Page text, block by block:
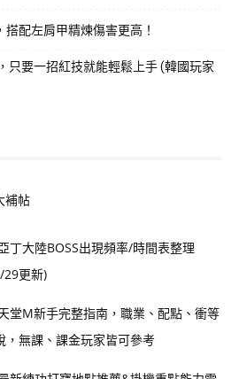
配左肩甲精煉傷害更高！
只要一招紅技就能輕鬆上手 (韓國玩家
補帖
丁大陸BOSS出現頻率/時間表整理
更新)
堂M新手完整指南，職業、配點、衝等
，無課、課金玩家皆可參考